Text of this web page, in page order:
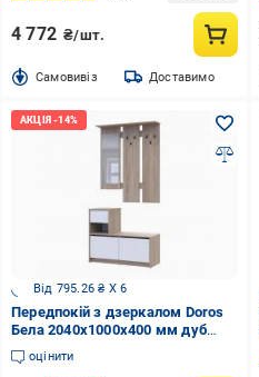
4 772 ₴/шт.
Cамовивіз Доставимо
Від 795.26 ₴ X 6
Передпокій з дзеркалом Doros
Бела 2040х1000х400 мм дуб
сонома/білий
оцінити